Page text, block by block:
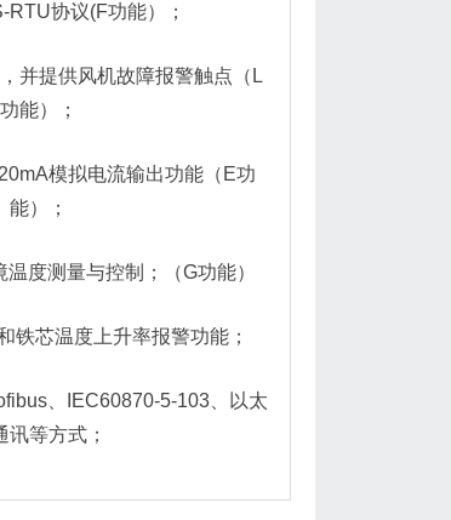
RTU协议(F功能）；
并提供风机故障报警触点（L
功能）；
模拟电流输出功能（E功
能）；
度测量与控制；（G功能）
铁芯温度上升率报警功能；
、IEC60870-5-103、以太
讯等方式；